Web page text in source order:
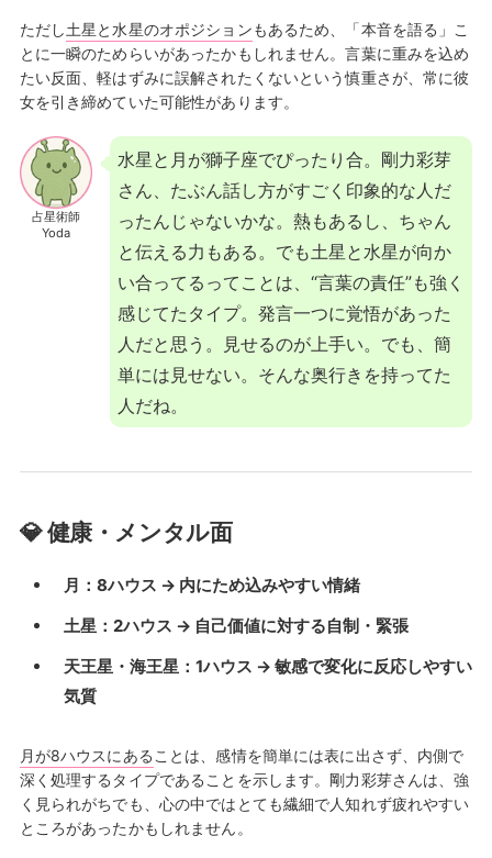
ただし土星と水星のオポジションもあるため、「本音を語る」こ
とに一瞬のためらいがあったかもしれません。言葉に重みを込め
たい反面、軽はずみに誤解されたくないという慎重さが、常に彼
女を引き締めていた可能性があります。
占星術師
Yoda
水星と月が獅子座でぴったり合。剛力彩芽
さん、たぶん話し方がすごく印象的な人だ
ったんじゃないかな。熱もあるし、ちゃん
と伝える力もある。でも土星と水星が向か
い合ってるってことは、“言葉の責任”も強く
感じてたタイプ。発言一つに覚悟があった
人だと思う。見せるのが上手い。でも、簡
単には見せない。そんな奥行きを持ってた
人だね。
💎 健康・メンタル面
月：8ハウス → 内にため込みやすい情緒
土星：2ハウス → 自己価値に対する自制・緊張
天王星・海王星：1ハウス → 敏感で変化に反応しやすい
気質
月が8ハウスにある ことは、感情を簡単には表に出さず、内側で
深く処理するタイプであることを示します。剛力彩芽さんは、強
く見られがちでも、心の中ではとても繊細で人知れず疲れやすい
ところがあったかもしれません。